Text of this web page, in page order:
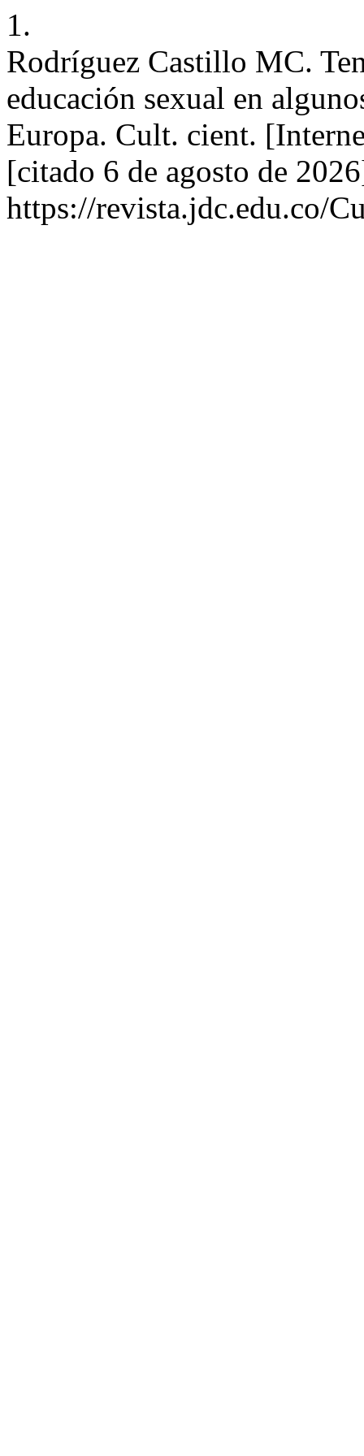
1.
Rodríguez Castillo MC.
educación sexual en
Europa. Cult. cient.
[citado 6 de agosto de
https://revista.jdc.edu.co/